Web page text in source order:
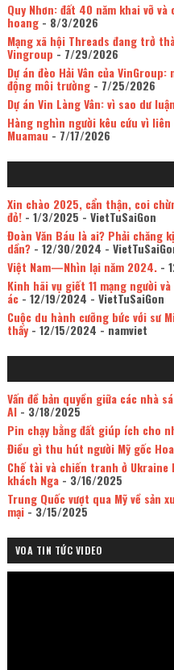
Quy Nhơn: đất 40 năm khai vỡ
hoang- 8/3/2026
Mạng xã hội Threads đang trở
Vingroup - 7/29/2026
Dự án đèo Hải Vân của
động môi trường- 7/25/2026
Dự án Vin Làng Vân: vì sao dư
Hàng nghìn người kêu cứu vì
Muamau- 7/17/2026
Xin chào 2025, cẩn thận, coi
đỏ!- 1/3/2025 - VietTuSaiGon
Đoàn Văn Báu là ai? Phải chăng
dần?- 12/30/2024 -
Việt Nam—Nhìn lại năm 2024.-
Kinh hãi vụ giết 11 mạng người
ác- 12/19/2024 - VietTuSaiGon
Cuộc du hành cưỡng bức với sư
thấy- 12/15/2024 - namviet
Vấn đề bản quyền giữa các nhà
AI- 3/18/2025
Pin chạy bằng đất giúp ích cho
Điều gì thu hút người Mỹ gốc
Chế tài và chiến tranh ở Ukraine
khách Nga- 3/16/2025
Trung Quốc vượt qua Mỹ về sản
mại- 3/15/2025
VOA TIN TỨC VIDEO